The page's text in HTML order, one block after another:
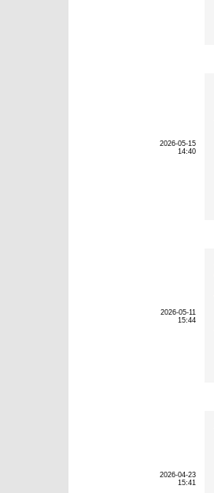
2026-05-15
14:40
2026-05-11
15:44
2026-04-23
15:41